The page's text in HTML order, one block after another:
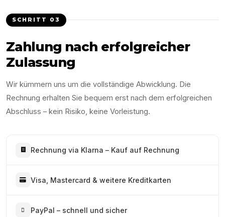
SCHRITT 03
Zahlung nach erfolgreicher
Zulassung
Wir kümmern uns um die vollständige Abwicklung. Die
Rechnung erhalten Sie bequem erst nach dem erfolgreichen
Abschluss – kein Risiko, keine Vorleistung.
Rechnung via Klarna – Kauf auf Rechnung
Visa, Mastercard & weitere Kreditkarten
PayPal – schnell und sicher